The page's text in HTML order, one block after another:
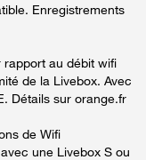
Enregistrements
rapport au débit wifi
de la Livebox. Avec
Détails sur orange.fr
de Wifi
une Livebox S ou